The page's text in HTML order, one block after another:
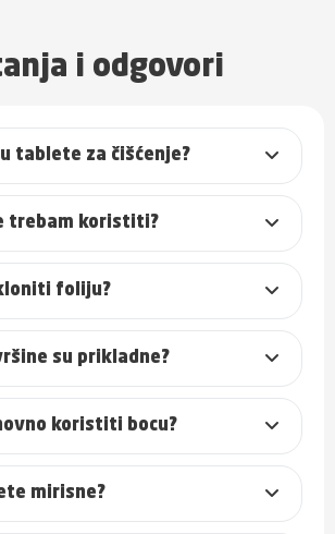
i odgovori
tablete za čišćenje?
trebam koristiti?
foliju?
su prikladne?
koristiti bocu?
mirisne?